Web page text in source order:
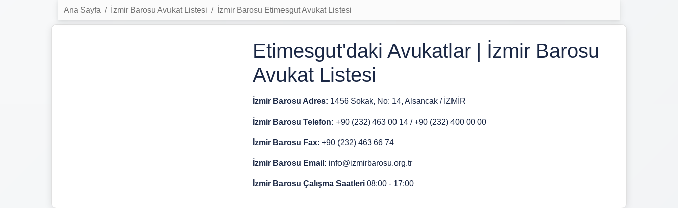
Ana Sayfa İzmir Barosu Avukat Listesi İzmir Barosu Etimesgut Avukat Listesi
Etimesgut'daki Avukatlar | İzmir Barosu
Avukat Listesi
İzmir Barosu Adres: 1456 Sokak, No: 14, Alsancak / İZMİR
İzmir Barosu Telefon: +90 (232) 463 00 14 / +90 (232) 400 00 00
İzmir Barosu Fax: +90 (232) 463 66 74
İzmir Barosu Email: info@izmirbarosu.org.tr
İzmir Barosu Çalışma Saatleri 08:00 - 17:00